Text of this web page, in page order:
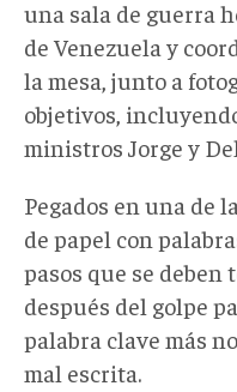
una sala de guerra
de Venezuela y
la mesa, junto a
objetivos,
ministros Jorge y
Pegados en una de
de papel con
pasos que se
después del golpe
palabra clave más
mal escrita.